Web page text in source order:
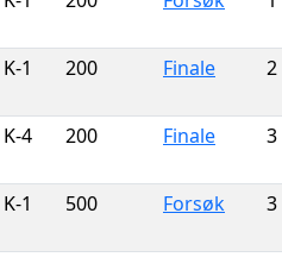
K-1 200 Finale 2
K-4 200 Finale 3
K-1 500 Forsøk 3